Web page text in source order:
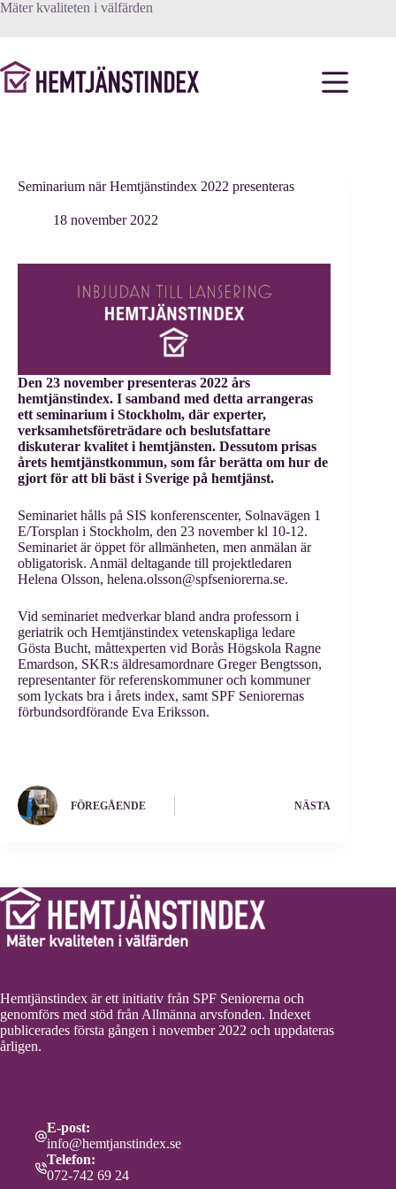
Hoppa
Mäter kvaliteten i välfärden
Seminarium när Hemtjänstindex 2022 presenteras
18 november 2022
Den 23 november presenteras 2022 års
hemtjänstindex. I samband med detta arrangeras
ett seminarium i Stockholm, där experter,
verksamhetsföreträdare och beslutsfattare
diskuterar kvalitet i hemtjänsten. Dessutom prisas
årets hemtjänstkommun, som får berätta om hur de
gjort för att bli bäst i Sverige på hemtjänst.
Seminariet hålls på SIS konferenscenter, Solnavägen 1
E/Torsplan i Stockholm, den 23 november kl 10-12.
Seminariet är öppet för allmänheten, men anmälan är
obligatorisk. Anmäl deltagande till projektledaren
Helena Olsson, helena.olsson@spfseniorerna.se.
Vid seminariet medverkar bland andra professorn i
geriatrik och Hemtjänstindex vetenskapliga ledare
Gösta Bucht, måttexperten vid Borås Högskola Ragne
Emardson, SKR:s äldresamordnare Greger Bengtsson,
representanter för referenskommuner och kommuner
som lyckats bra i årets index, samt SPF Seniorernas
förbundsordförande Eva Eriksson.
FÖREGÅENDE NÄSTA
Hemtjänstindex är ett initiativ från SPF Seniorerna och
genomförs med stöd från Allmänna arvsfonden. Indexet
publicerades första gången i november 2022 och uppdateras
årligen.
E-post:
info@hemtjanstindex.se
Telefon:
072-742 69 24